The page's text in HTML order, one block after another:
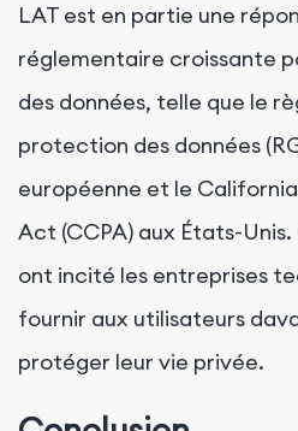
LAT est en partie une
réglementaire croissante
des données, telle que le
protection des données
européenne et le
Act (CCPA) aux États-
ont incité les entreprises
fournir aux utilisateurs
protéger leur vie privée.